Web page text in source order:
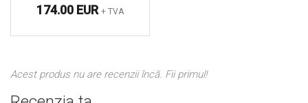
174.00 EUR + TVA
Acest produs nu are recenzii încă. Fii primul!